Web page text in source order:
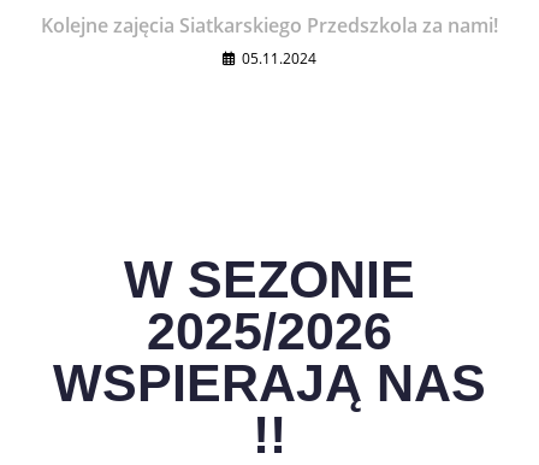
Kolejne zajęcia Siatkarskiego Przedszkola za nami!
05.11.2024
W SEZONIE
2025/2026
WSPIERAJĄ NAS
!!